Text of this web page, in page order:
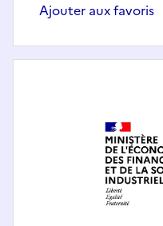
Ajouter aux favoris